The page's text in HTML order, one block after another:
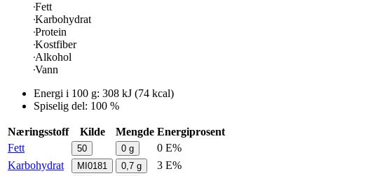
Fett
Karbohydrat
Protein
Kostfiber
Alkohol
Vann
Energi i 100 g: 308 kJ (74 kcal)
Spiselig del: 100 %
Næringsstoff Kilde Mengde Energiprosent
Fett
50 0 g
0 E%
Karbohydrat
MI0181 0,7 g
3 E%